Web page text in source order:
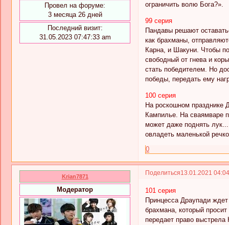
Провел на форуме:
3 месяца 26 дней
Последний визит:
31.05.2023 07:47:33 am
ограничить волю Бога?».
99 серия
Пандавы решают
как брахманы,
Карна, и Шакуни. Чтобы
свободный от гнева и
стать победителем. Но
победы, передать ему
100 серия
На роскошном празднике
Кампилье. На сваямваре
может даже поднять
овладеть маленькой
0
Поделиться13.01.2021
Krian7871
Модератор
101 серия
Принцесса Драупади
брахмана, который
передает право